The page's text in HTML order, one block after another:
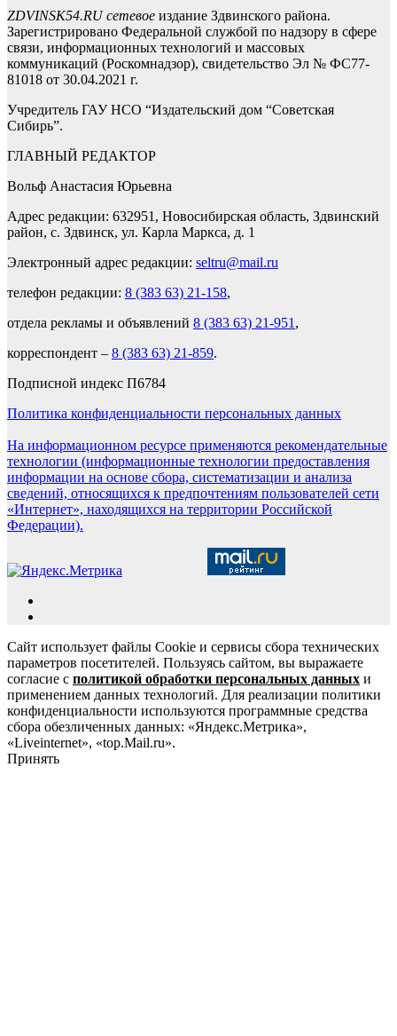
ZDVINSK54.RU сетевое издание Здвинского района.
Зарегистрировано Федеральной службой по надзору в сфере
связи, информационных технологий и массовых
коммуникаций (Роскомнадзор), свидетельство Эл № ФС77-
81018 от 30.04.2021 г.
Учредитель ГАУ НСО “Издательский дом “Советская
Сибирь”.
ГЛАВНЫЙ РЕДАКТОР
Вольф Анастасия Юрьевна
Адрес редакции: 632951, Новосибирская область, Здвинский
район, с. Здвинск, ул. Карла Маркса, д. 1
Электронный адрес редакции: seltru@mail.ru
телефон редакции: 8 (383 63) 21-158,
отдела рекламы и объявлений 8 (383 63) 21-951 ,
корреспондент – 8 (383 63) 21-859.
Подписной индекс П6784
Политика конфиденциальности персональных данных
На информационном ресурсе применяются рекомендательные
технологии (информационные технологии предоставления
информации на основе сбора, систематизации и анализа
сведений, относящихся к предпочтениям пользователей сети
«Интернет», находящихся на территории Российской
Федерации).
Сайт использует файлы Cookie и сервисы сбора технических
параметров посетителей. Пользуясь сайтом, вы выражаете
согласие с политикой обработки персональных данных и
применением данных технологий. Для реализации политики
конфиденциальности используются программные средства
сбора обезличенных данных: «Яндекс.Метрика»,
«Liveinternet», «top.Mail.ru».
Принять